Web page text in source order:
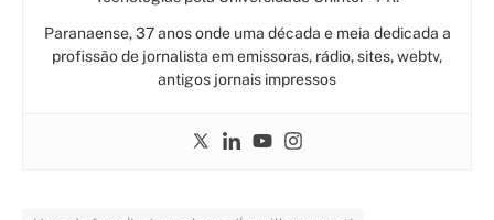
Paranaense, 37 anos onde uma década e meia dedicada a
profissão de jornalista em emissoras, rádio, sites, webtv,
antigos jornais impressos